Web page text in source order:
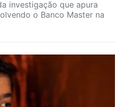
investigação que apura
o Banco Master na